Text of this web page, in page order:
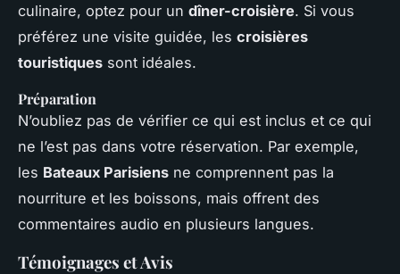
culinaire, optez pour un dîner-croisière. Si vous
préférez une visite guidée, les croisières
touristiques sont idéales.
Préparation
N’oubliez pas de vérifier ce qui est inclus et ce qui
ne l’est pas dans votre réservation. Par exemple,
les Bateaux Parisiens ne comprennent pas la
nourriture et les boissons, mais offrent des
commentaires audio en plusieurs langues.
Témoignages et Avis